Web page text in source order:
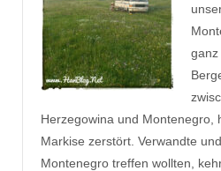
ganz
Herzegowina und Montenegro,
Markise zerstört. Verwandte
Montenegro treffen wollten,